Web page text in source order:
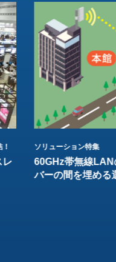
レ
ソリューション特集
60GHz帯無線
バーの間を埋める